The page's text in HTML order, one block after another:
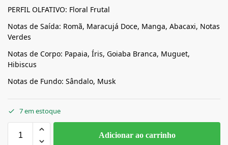
PERFIL OLFATIVO: Floral Frutal
Notas de Saída: Romã, Maracujá Doce, Manga, Abacaxi, Notas
Verdes
Notas de Corpo: Papaia, Íris, Goiaba Branca, Muguet,
Hibiscus
Notas de Fundo: Sândalo, Musk
7 em estoque
Adicionar ao carrinho